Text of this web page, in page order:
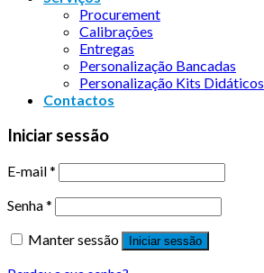
Procurement
Calibrações
Entregas
Personalização Bancadas
Personalização Kits Didáticos
Contactos
Iniciar sessão
E-mail*
Senha*
Manter sessão
Iniciar sessão